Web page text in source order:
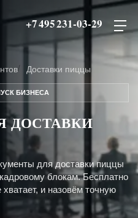
+7 495 231-03-29
Доставки пиццы
БИЗНЕСА
ДОСТАВКИ
для доставки пиццы
блокам. Бесплатно
и назовём точную